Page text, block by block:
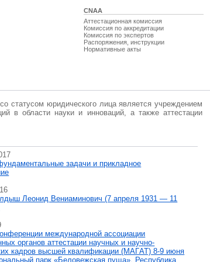
CNAA
Аттестационная комиссия
Комиссия по аккредитации
Комиссия по экспертов
Распоряжения, инструкции
Нормативные акты
статусом юридического лица является учреждением
в области науки и инноваций, а также аттестации
задачи и прикладное
Леонид Вениаминович (7 апреля 1931 — 11
международной ассоциации
органов аттестации научных и научно-
кадров высшей квалификации (МАГAT) 8-9 июня
парк «Беловежская пуща», Республика